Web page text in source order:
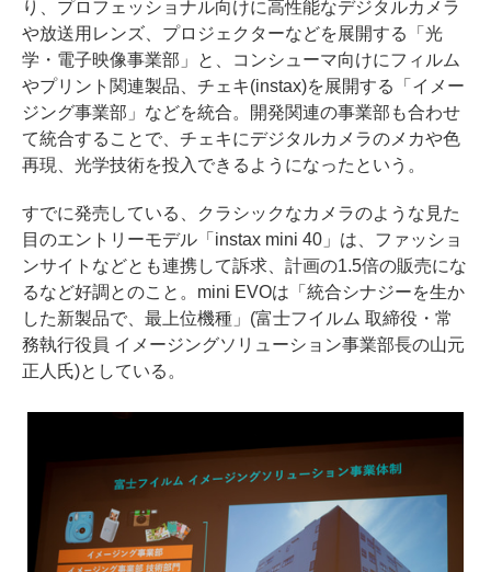
り、プロフェッショナル向けに高性能なデジタルカメラ
や放送用レンズ、プロジェクターなどを展開する「光
学・電子映像事業部」と、コンシューマ向けにフィルム
やプリント関連製品、チェキ(instax)を展開する「イメー
ジング事業部」などを統合。開発関連の事業部も合わせ
て統合することで、チェキにデジタルカメラのメカや色
再現、光学技術を投入できるようになったという。
すでに発売している、クラシックなカメラのような見た
目のエントリーモデル「instax mini 40」は、ファッショ
ンサイトなどとも連携して訴求、計画の1.5倍の販売にな
るなど好調とのこと。mini EVOは「統合シナジーを生か
した新製品で、最上位機種」(富士フイルム 取締役・常
務執行役員 イメージングソリューション事業部長の山元
正人氏)としている。